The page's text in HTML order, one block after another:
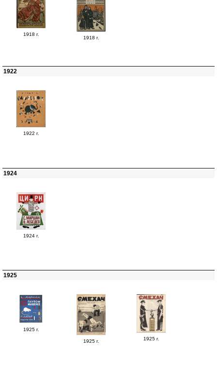
1918 г.
1918 г.
1922
1922 г.
1924
1924 г.
1925
1925 г.
1925 г. 1925 г.